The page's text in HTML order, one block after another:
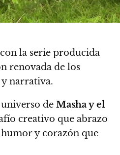
la serie producida
renovada de los
y narrativa.
de Masha y el
creativo que abrazo
y corazón que